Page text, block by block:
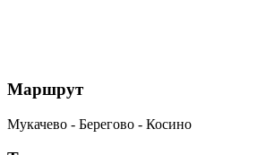
Маршрут
Мукачево - Берегово - Косино